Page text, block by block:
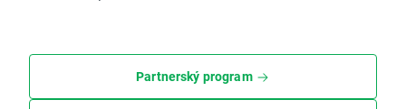
Partnerský program